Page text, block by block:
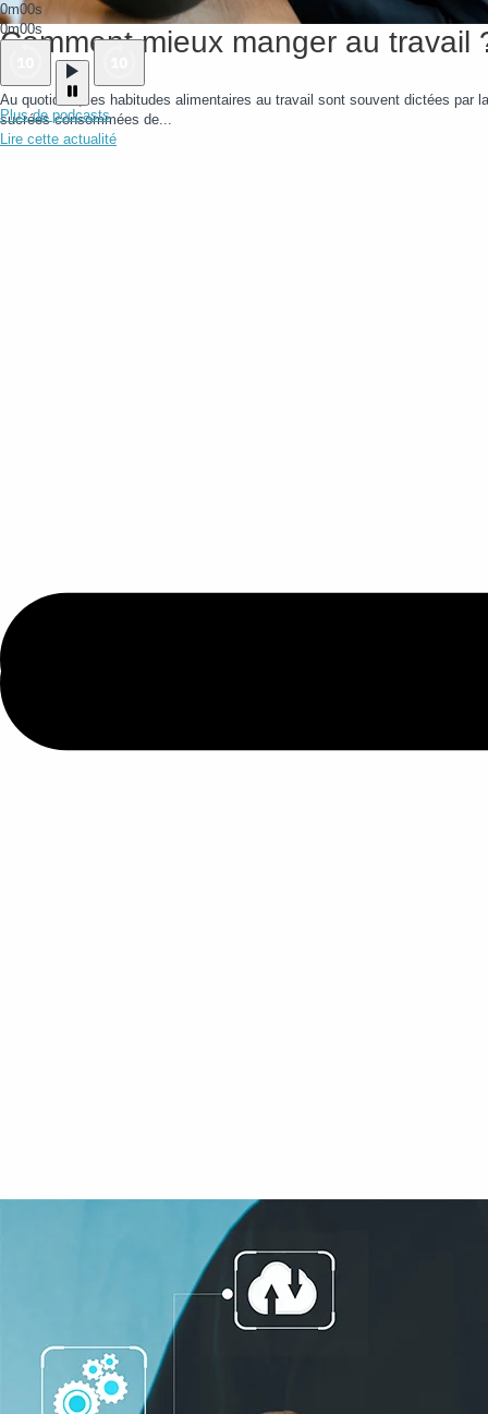
Comment mieux manger au travail
Au quotidien, les habitudes alimentaires au travail sont souvent dictées
sucrées consommées de...
Lire cette actualité
0m00s
0m00s
Plus de podcasts